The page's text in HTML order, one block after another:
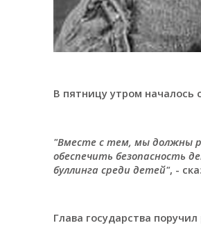
В пятницу утром началось
"Вместе с тем, мы должны
обеспечить безопасность
буллинга среди детей", -
Глава государства